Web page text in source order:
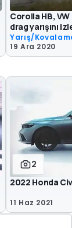
Corolla HB, VW
drag yarışını
Yarış/
19 Ara 2020
2
2022 Honda
11 Haz 2021